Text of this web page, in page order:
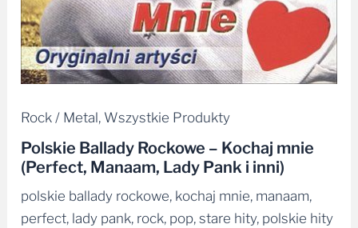
Rock / Metal, Wszystkie Produkty
Polskie Ballady Rockowe – Kochaj mnie
(Perfect, Manaam, Lady Pank i inni)
polskie ballady rockowe, kochaj mnie, manaam,
perfect, lady pank, rock, pop, stare hity, polskie hity